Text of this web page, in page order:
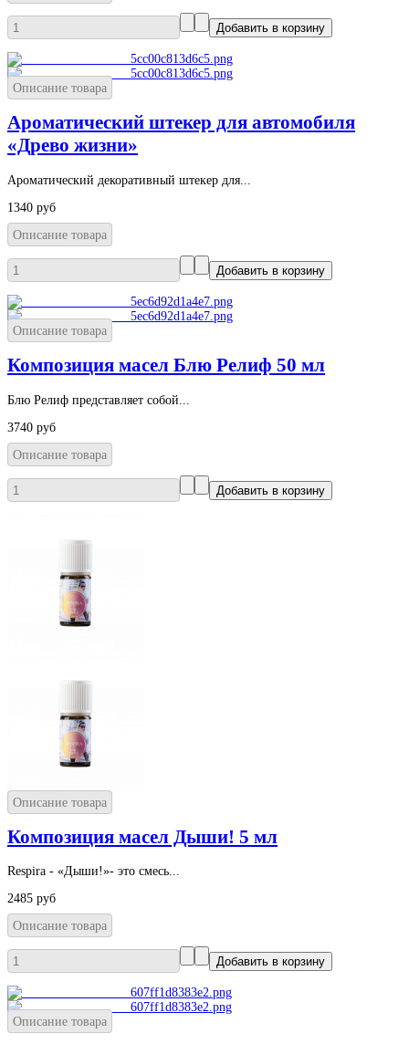
Описание товара
Ароматический штекер для автомобиля
«Древо жизни»
Ароматический декоративный штекер для...
1340 руб
Описание товара
Описание товара
Композиция масел Блю Релиф 50 мл
Блю Релиф представляет собой...
3740 руб
Описание товара
Описание товара
Композиция масел Дыши! 5 мл
Respira - «Дыши!»- это смесь...
2485 руб
Описание товара
Описание товара